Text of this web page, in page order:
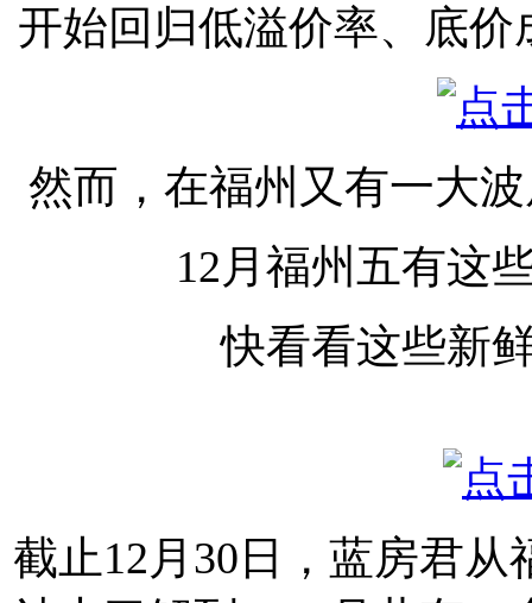
开始回归低溢价率、底
然而，在福州又有一大
12月福州五有这
快看看这些新
截止12月30日，蓝房君